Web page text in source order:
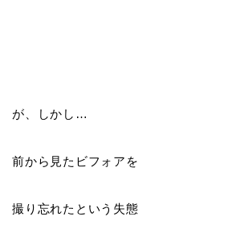
が、しかし…
前から見たビフォアを
撮り忘れたという失態